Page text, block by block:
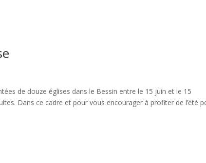
de douze églises dans le Bessin entre le 15 juin et le 15
Dans ce cadre et pour vous encourager à profiter de l’été